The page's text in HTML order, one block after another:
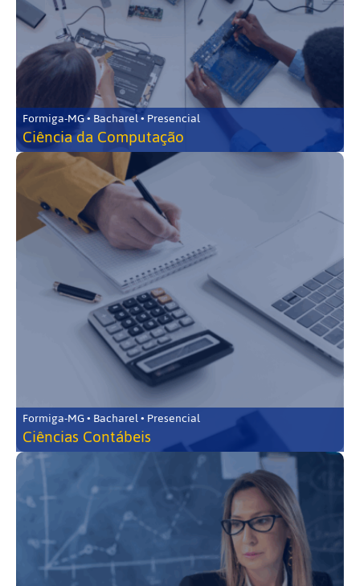
Formiga-MG • Bacharel • Presencial
Ciência da Computação
Formiga-MG • Bacharel • Presencial
Ciências Contábeis